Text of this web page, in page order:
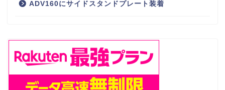
ADV160にサイドスタンドプレート装着